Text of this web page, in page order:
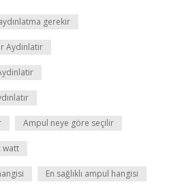
gerekir
Aydinlatir
Ampul neye göre seçilir
watt
En sağlıklı ampul hangisi